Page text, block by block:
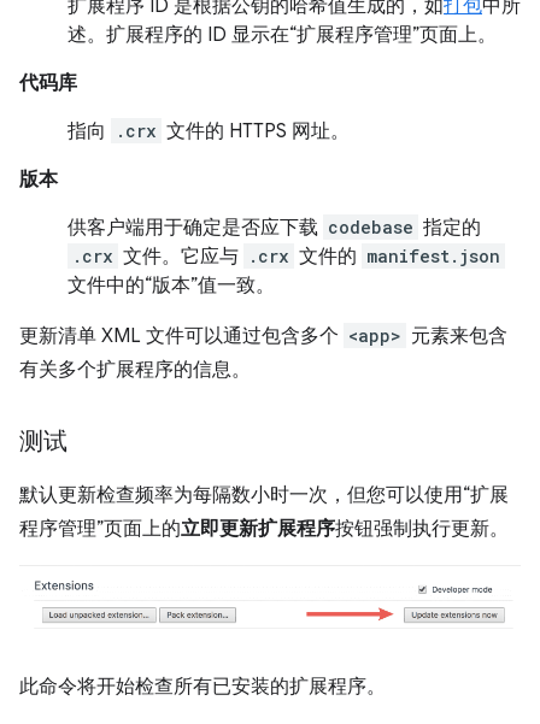
扩展程序 ID 是根据公钥的哈希值生成的，如打包中所
述。扩展程序的 ID 显示在“扩展程序管理”页面上。
代码库
指向
.crx 文件的 HTTPS 网址。
版本
供客户端用于确定是否应下载 codebase 指定的
.crx 文件。它应与 .crx 文件的 manifest.json
文件中的“版本”值一致。
更新清单 XML 文件可以通过包含多个 <app> 元素来包含
有关多个扩展程序的信息。
测试
默认更新检查频率为每隔数小时一次，但您可以使用“扩展
程序管理”页面上的立即更新扩展程序按钮强制执行更新。
此命令将开始检查所有已安装的扩展程序。